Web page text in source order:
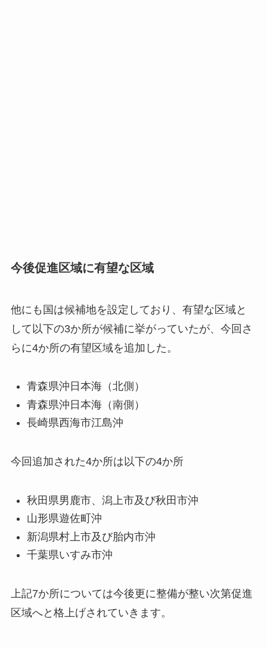
今後促進区域に有望な区域
他にも国は候補地を設定しており、有望な区域と
して以下の3か所が候補に挙がっていたが、今回さ
らに4か所の有望区域を追加した。
青森県沖日本海（北側）
青森県沖日本海（南側）
長崎県西海市江島沖
今回追加された4か所は以下の4か所
秋田県男鹿市、潟上市及び秋田市沖
山形県遊佐町沖
新潟県村上市及び胎内市沖
千葉県いすみ市沖
上記7か所については今後更に整備が整い次第促進
区域へと格上げされていきます。